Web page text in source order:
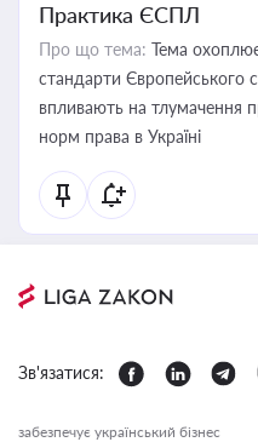
Практика ЄСПЛ
Про що тема: Тема охоплює
стандарти Європейського
впливають на тлумачення
норм права в Україні
Зв'язатися:
забезпечує український бізнес